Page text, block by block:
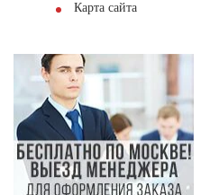
Карта сайта